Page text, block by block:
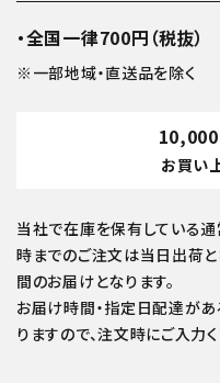
・全国一律700円（税抜）
※一部地域・直送品を除く
10,000
お買い
当社で在庫を保有している
時までのご注文は当日出荷と
間のお届けとなります。
お届け時間・指定日配達が
りますので、注文時にご入力く